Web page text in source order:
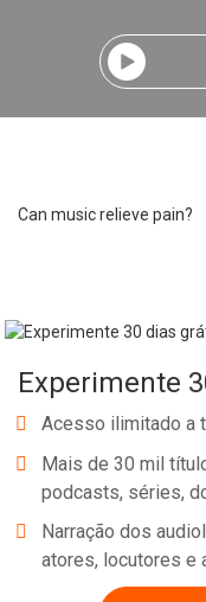
Can music relieve pain?
Experimente
Acesso ilimitado a
Mais de 30 mil
podcasts, séries,
Narração dos
atores, locutores e